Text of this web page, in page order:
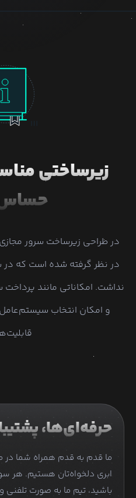
زیرساختی
در طراحی زیرساخت سرور مجازی
در نظر گرفته شده است که
نداشت. امکاناتی مانند پرداخت
و امکان انتخاب
حرفه‌ای‌ها،
ما قدم به قدم همراه شما در
ابری دلخواه‌تان هستیم. هر
باشید، تیم ما به صورت تلفنی